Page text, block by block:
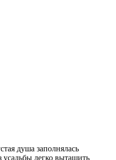
душа заполнялась
усадьбы легко вытащить